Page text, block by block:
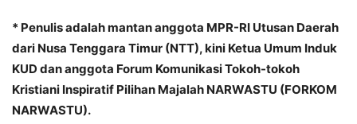
* Penulis adalah mantan anggota MPR-RI Utusan Daerah
dari Nusa Tenggara Timur (NTT), kini Ketua Umum Induk
KUD dan anggota Forum Komunikasi Tokoh-tokoh
Kristiani Inspiratif Pilihan Majalah NARWASTU (FORKOM
NARWASTU).